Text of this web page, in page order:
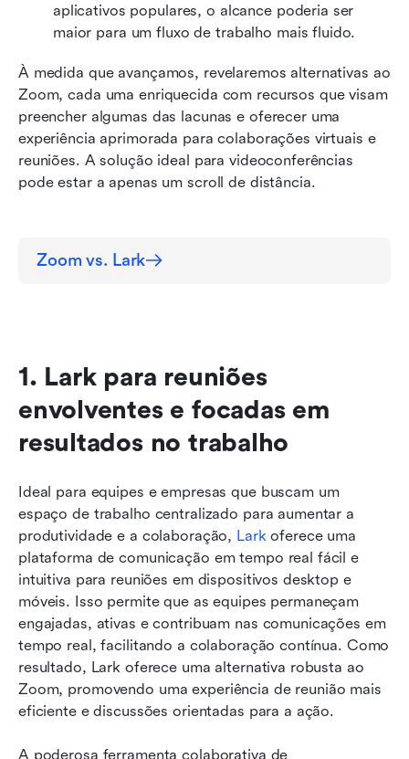
aplicativos populares, o alcance poderia ser
maior para um fluxo de trabalho mais fluido.
À medida que avançamos, revelaremos alternativas ao
Zoom, cada uma enriquecida com recursos que visam
preencher algumas das lacunas e oferecer uma
experiência aprimorada para colaborações virtuais e
reuniões. A solução ideal para videoconferências
pode estar a apenas um scroll de distância.
Zoom vs. Lark
1. Lark para reuniões
envolventes e focadas em
resultados no trabalho
Ideal para equipes e empresas que buscam um
espaço de trabalho centralizado para aumentar a
produtividade e a colaboração, Lark oferece uma
plataforma de comunicação em tempo real fácil e
intuitiva para reuniões em dispositivos desktop e
móveis. Isso permite que as equipes permaneçam
engajadas, ativas e contribuam nas comunicações em
tempo real, facilitando a colaboração contínua. Como
resultado, Lark oferece uma alternativa robusta ao
Zoom, promovendo uma experiência de reunião mais
eficiente e discussões orientadas para a ação.
A poderosa ferramenta colaborativa de